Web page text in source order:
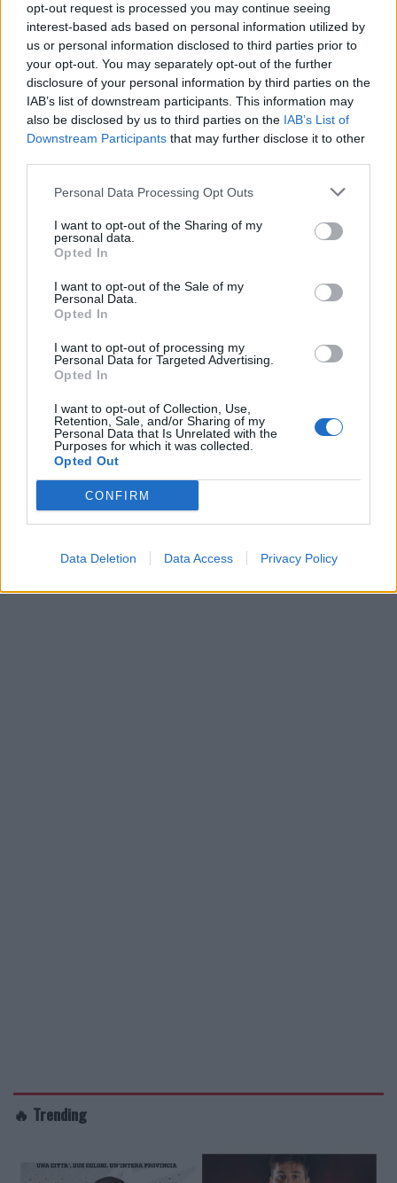
opt-out request is processed you may continue seeing
interest-based ads based on personal information utilized by
us or personal information disclosed to third parties prior to
your opt-out. You may separately opt-out of the further
disclosure of your personal information by third parties on the
IAB’s list of downstream participants. This information may
also be disclosed by us to third parties on the IAB’s List of
Downstream Participants that may further disclose it to other
Personal Data Processing Opt Outs
I want to opt-out of the Sharing of my
personal data.
Opted In
I want to opt-out of the Sale of my
Personal Data.
Opted In
I want to opt-out of processing my
Personal Data for Targeted Advertising.
Opted In
I want to opt-out of Collection, Use,
Retention, Sale, and/or Sharing of my
Personal Data that Is Unrelated with the
Purposes for which it was collected.
Opted Out
CONFIRM
Data Deletion Data Access Privacy Policy
🔥 Trending